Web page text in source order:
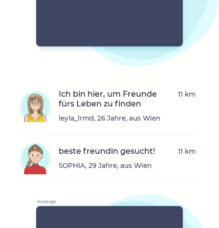
Ich bin hier, um Freunde
fürs Leben zu finden
leyla_lrmd, 26 Jahre, aus Wien
11 km
beste freundin gesucht!
SOPHIA, 29 Jahre, aus Wien
11 km